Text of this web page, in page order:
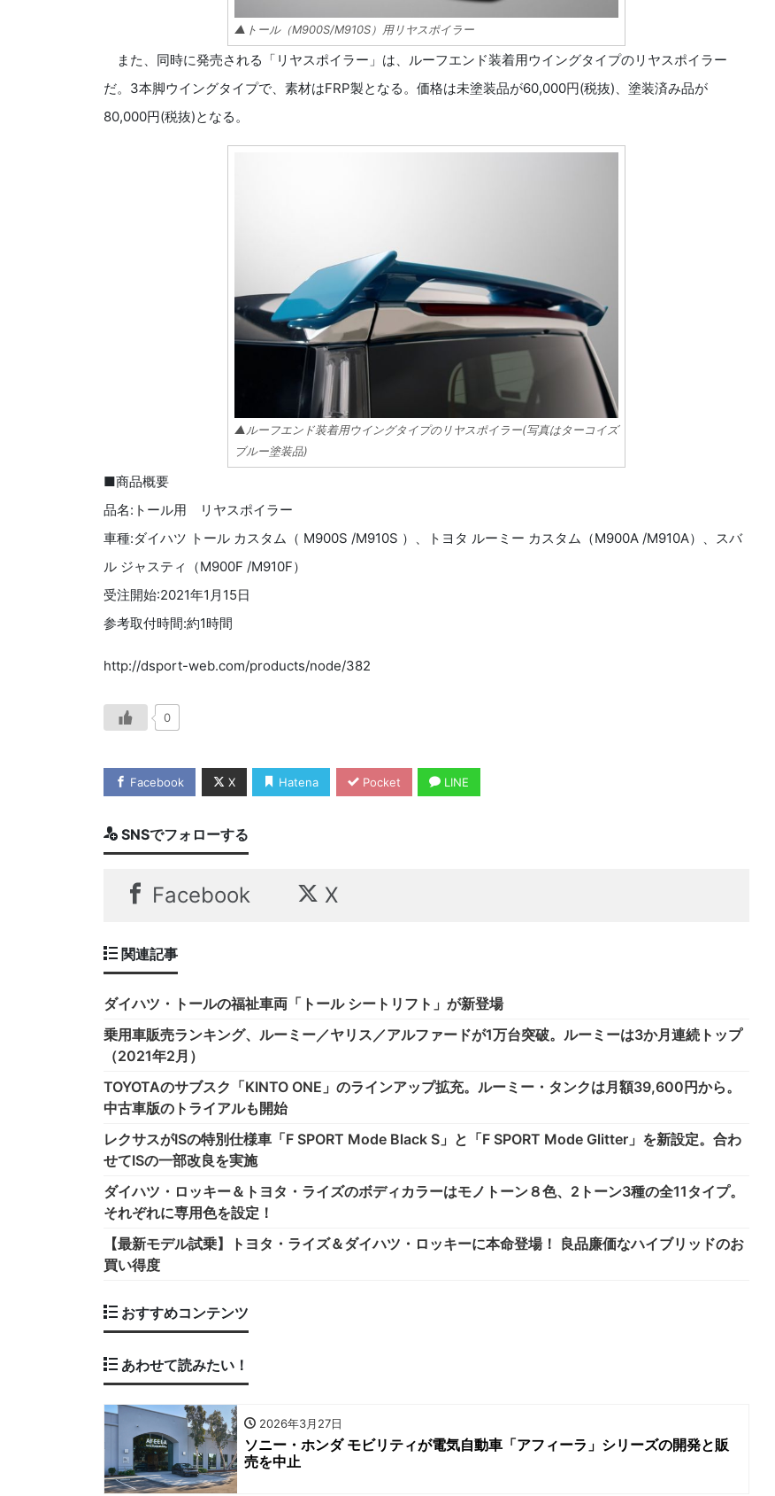
▲トール（M900S/M910S）用リヤスポイラー
また、同時に発売される「リヤスポイラー」は、ルーフエンド装着用ウイングタイプのリヤスポイラー
だ。3本脚ウイングタイプで、素材はFRP製となる。価格は未塗装品が60,000円(税抜)、塗装済み品が
80,000円(税抜)となる。
▲ルーフエンド装着用ウイングタイプのリヤスポイラー(写真はターコイズ
ブルー塗装品)
■商品概要
品名:トール用 リヤスポイラー
車種:ダイハツ トール カスタム（ M900S /M910S ）、トヨタ ルーミー カスタム（M900A /M910A）、スバ
ル ジャスティ（M900F /M910F）
受注開始:2021年1月15日
参考取付時間:約1時間
http://dsport-web.com/products/node/382
0
Facebook X Hatena Pocket LINE
SNSでフォローする
Facebook X
関連記事
ダイハツ・トールの福祉車両「トール シートリフト」が新登場
乗用車販売ランキング、ルーミー／ヤリス／アルファードが1万台突破。ルーミーは3か月連続トップ
（2021年2月）
TOYOTAのサブスク「KINTO ONE」のラインアップ拡充。ルーミー・タンクは月額39,600円から。
中古車版のトライアルも開始
レクサスがISの特別仕様車「F SPORT Mode Black S」と「F SPORT Mode Glitter」を新設定。合わ
せてISの一部改良を実施
ダイハツ・ロッキー＆トヨタ・ライズのボディカラーはモノトーン８色、2トーン3種の全11タイプ。
それぞれに専用色を設定！
【最新モデル試乗】トヨタ・ライズ＆ダイハツ・ロッキーに本命登場！ 良品廉価なハイブリッドのお
買い得度
おすすめコンテンツ
あわせて読みたい！
2026年3月27日
ソニー・ホンダ モビリティが電気自動車「アフィーラ」シリーズの開発と販
売を中止